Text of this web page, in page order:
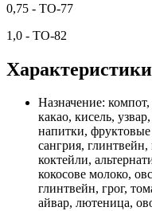
0,75 - ТО-77
1,0 - ТО-82
Характеристики
Назначение:
какао, кисель,
напитки,
сангрия,
коктейли,
кокосове молоко,
глинтвейн, грог,
айвар, лютеница,